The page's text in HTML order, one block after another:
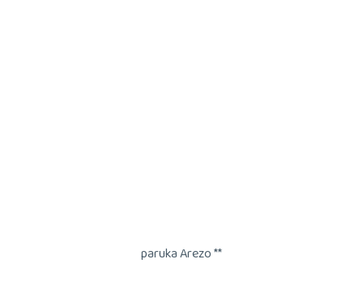
paruka Arezo **